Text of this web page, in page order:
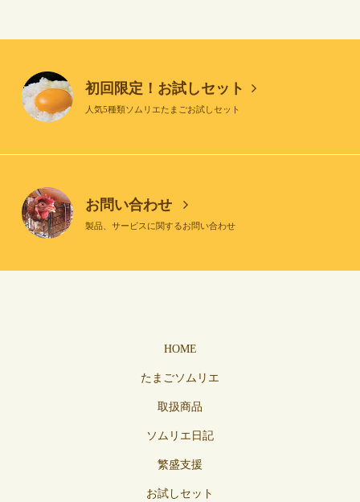
初回限定！お試しセット
人気5種類ソムリエたまごお試しセット
お問い合わせ
製品、サービスに関するお問い合わせ
HOME
たまごソムリエ
取扱商品
ソムリエ日記
繁盛支援
お試しセット